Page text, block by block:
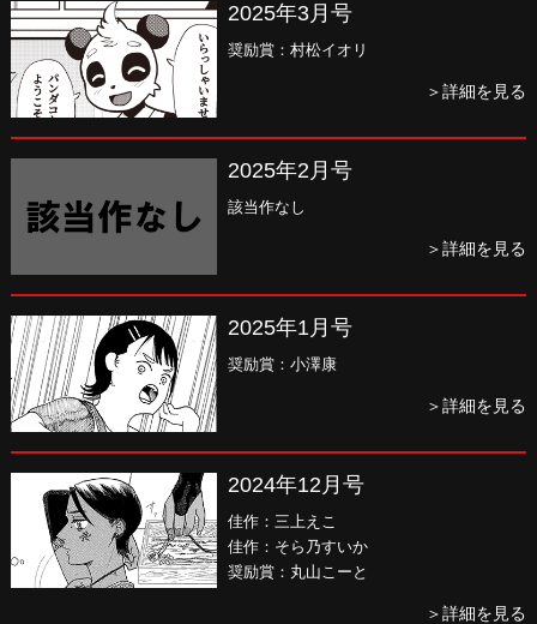
2025年3月号
奨励賞：村松イオリ
＞詳細を見る
2025年2月号
該当作なし
＞詳細を見る
2025年1月号
奨励賞：小澤康
＞詳細を見る
2024年12月号
佳作：三上えこ
佳作：そら乃すいか
奨励賞：丸山こーと
＞詳細を見る